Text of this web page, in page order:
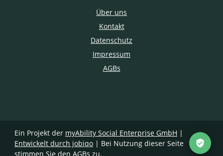
Über uns
Kontakt
Datenschutz
Impressum
AGBs
Ein Projekt der myAbility Social Enterprise GmbH |
Entwickelt durch jobiqo | Bei Nutzung dieser Seite
stimmen Sie den AGBs zu.